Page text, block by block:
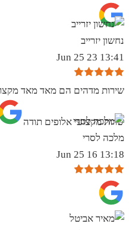
נחשון יזרייב
13:41 23 Jun 25
שירות מדהים הם מאד מאד
שרות מקצועי אלופים תודה
מלכה לסרי
13:18 16 Jun 25